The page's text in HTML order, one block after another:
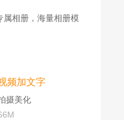
属相册，海量相册模
频加文字
摄美化